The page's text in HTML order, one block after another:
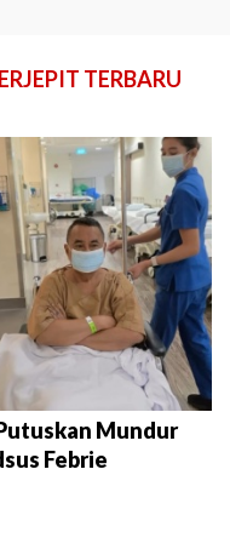
TERBARU
Mundur
Febrie